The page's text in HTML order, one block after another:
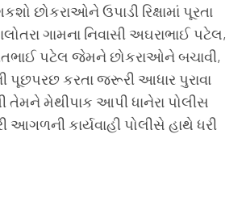
છોકરાઓને ઉપાડી રિક્ષામાં પૂરતા
ગામના નિવાસી અઘરાભાઈ પટેલ,
પટેલ જેમને છોકરાઓને બચાવી,
પૂછપરછ કરતા જરૂરી આધાર પુરાવા
તેમને મેથીપાક આપી ધાનેરા પોલીસ
આગળની કાર્યવાહી પોલીસે હાથે ધરી